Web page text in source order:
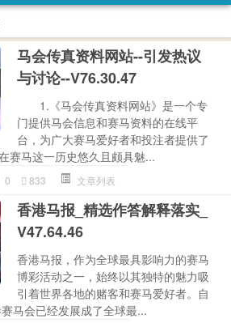
马会传真资料网站--引发热议
与讨论--V76.30.47
1.《马会传真资料网站》是一个专
门提供马会信息和赛马资料的在线平
台，为广大赛马爱好者和投注者提供了
赛马这一历史悠久且颇具魅...
0 833 文章列表
香港马报_精选作答解释落实_
V47.64.46
香港马报，作为全球最具影响力的赛马
博彩活动之一，始终以其独特的魅力吸
引着世界各地的赌客和赛马爱好者。自
马会已经发展成了全球最...